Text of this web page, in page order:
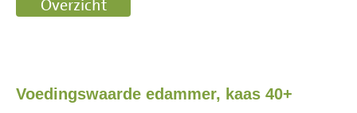
Voedingswaarde edammer, kaas 40+